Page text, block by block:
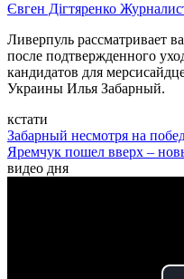
Євген Дігтяренко
Ливерпуль рассматривает
после подтвержденного
кандидатов для
Украины Илья Забарный.
кстати
Забарный несмотря на
Яремчук пошел вверх –
видео дня